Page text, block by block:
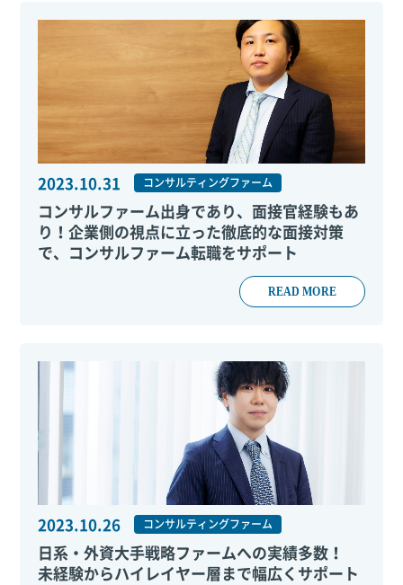
2023.10.31 コンサルティングファーム
コンサルファーム出身であり、面接官経験もあ
り！企業側の視点に立った徹底的な面接対策
で、コンサルファーム転職をサポート
READ MORE
2023.10.26 コンサルティングファーム
日系・外資大手戦略ファームへの実績多数！
未経験からハイレイヤー層まで幅広くサポート